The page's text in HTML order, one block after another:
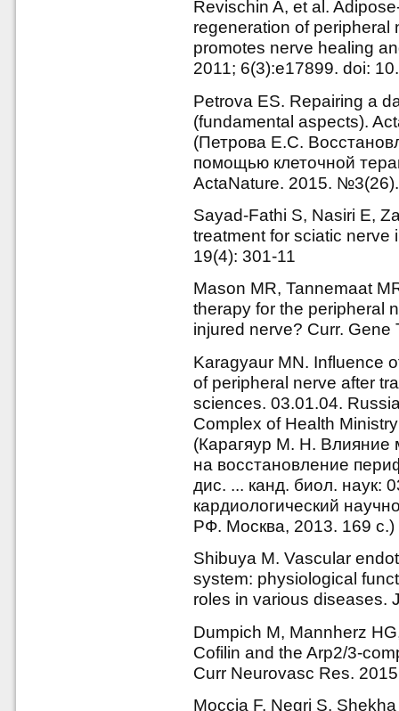
Revischin A, et al.
regeneration of
promotes nerve healing
2011; 6(3):e17899. doi:
Petrova ES. Repairing a
(fundamental aspects).
(Петрова Е.С.
помощью клеточной
ActaNature. 2015.
Sayad-Fathi S, Nasiri E,
treatment for sciatic nerve
19(4): 301-11
Mason MR, Tannemaat
therapy for the peripheral
injured nerve? Curr. Gene
Karagyaur MN. Influence
of peripheral nerve after
sciences. 03.01.04.
Complex of Health
(Карагяур М. Н. Влияние
на восстановление
дис. ... канд. биол. наук:
кардиологический
РФ. Москва, 2013. 169 с.)
Shibuya M. Vascular
system: physiological
roles in various diseases.
Dumpich M, Mannherz
Cofilin and the Arp2/3-
Curr Neurovasc Res.
Moccia F, Negri S,